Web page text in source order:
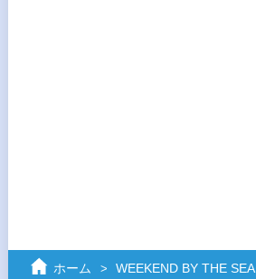
ホーム WEEKEND BY THE SEA